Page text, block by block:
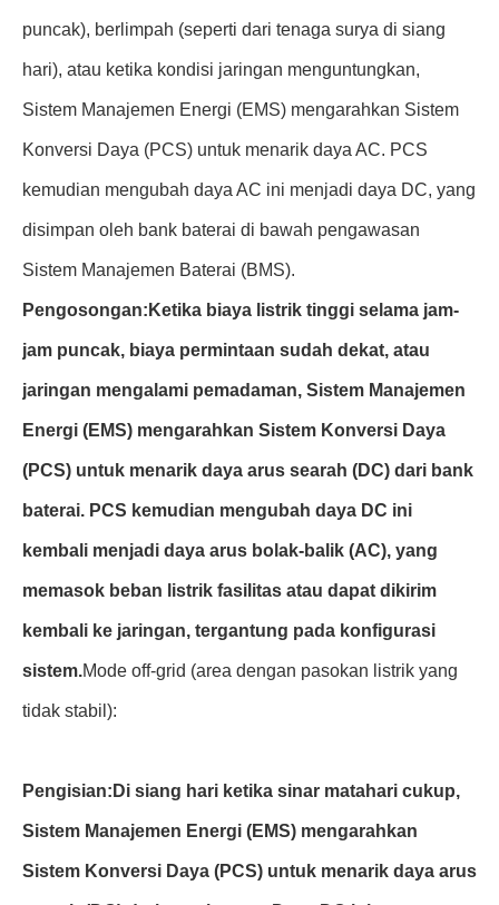
puncak), berlimpah (seperti dari tenaga surya di siang
hari), atau ketika kondisi jaringan menguntungkan,
Sistem Manajemen Energi (EMS) mengarahkan Sistem
Konversi Daya (PCS) untuk menarik daya AC. PCS
kemudian mengubah daya AC ini menjadi daya DC, yang
disimpan oleh bank baterai di bawah pengawasan
Sistem Manajemen Baterai (BMS).
Pengosongan: Ketika biaya listrik tinggi selama jam-
jam puncak, biaya permintaan sudah dekat, atau
jaringan mengalami pemadaman, Sistem Manajemen
Energi (EMS) mengarahkan Sistem Konversi Daya
(PCS) untuk menarik daya arus searah (DC) dari bank
baterai. PCS kemudian mengubah daya DC ini
kembali menjadi daya arus bolak-balik (AC), yang
memasok beban listrik fasilitas atau dapat dikirim
kembali ke jaringan, tergantung pada konfigurasi
sistem.Mode off-grid (area dengan pasokan listrik yang
tidak stabil):
Pengisian: Di siang hari ketika sinar matahari cukup,
Sistem Manajemen Energi (EMS) mengarahkan
Sistem Konversi Daya (PCS) untuk menarik daya arus